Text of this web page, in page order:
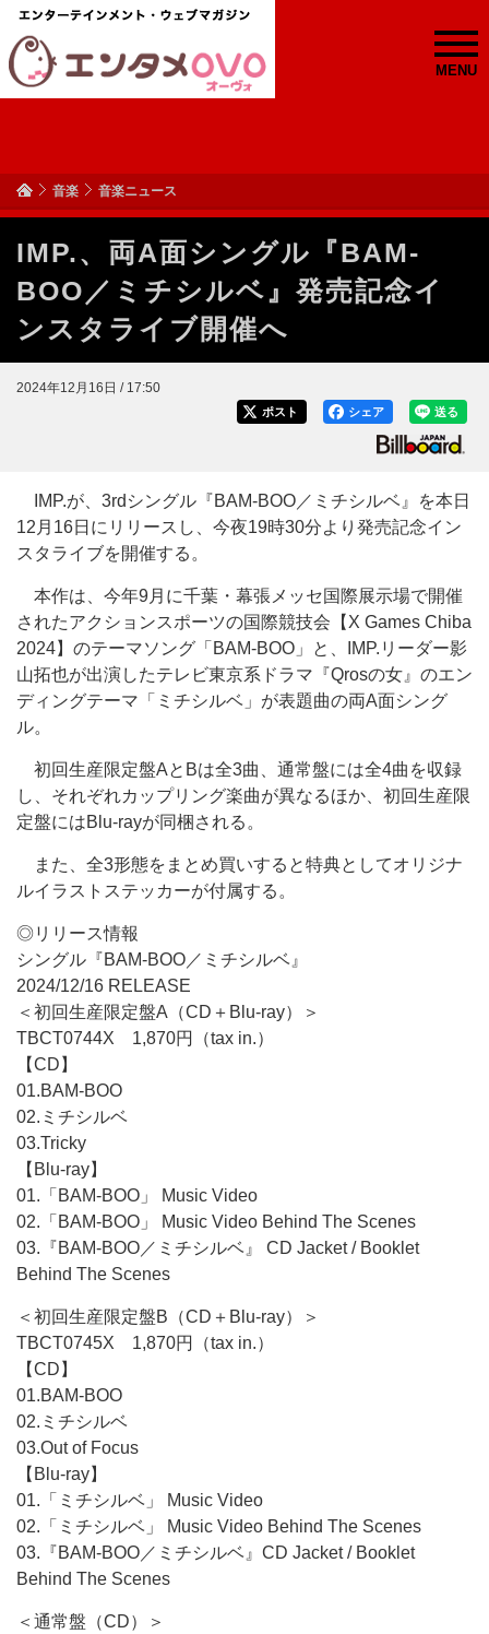
MENU
音楽 音楽ニュース
IMP.、両A面シングル『BAM-
BOO／ミチシルベ』発売記念イ
ンスタライブ開催へ
2024年12月16日 / 17:50
送る
シェア
ポスト
IMP.が、3rdシングル『BAM-BOO／ミチシルベ』を本日
12月16日にリリースし、今夜19時30分より発売記念イン
スタライブを開催する。
本作は、今年9月に千葉・幕張メッセ国際展示場で開催
されたアクションスポーツの国際競技会【X Games Chiba
2024】のテーマソング「BAM-BOO」と、IMP.リーダー影
山拓也が出演したテレビ東京系ドラマ『Qrosの女』のエン
ディングテーマ「ミチシルベ」が表題曲の両A面シング
ル。
初回生産限定盤AとBは全3曲、通常盤には全4曲を収録
し、それぞれカップリング楽曲が異なるほか、初回生産限
定盤にはBlu-rayが同梱される。
また、全3形態をまとめ買いすると特典としてオリジナ
ルイラストステッカーが付属する。
◎リリース情報
シングル『BAM-BOO／ミチシルベ』
2024/12/16 RELEASE
＜初回生産限定盤A（CD＋Blu-ray）＞
TBCT0744X 1,870円（tax in.）
【CD】
01.BAM-BOO
02.ミチシルベ
03.Tricky
【Blu-ray】
01.「BAM-BOO」 Music Video
02.「BAM-BOO」 Music Video Behind The Scenes
03.『BAM-BOO／ミチシルベ』 CD Jacket / Booklet
Behind The Scenes
＜初回生産限定盤B（CD＋Blu-ray）＞
TBCT0745X 1,870円（tax in.）
【CD】
01.BAM-BOO
02.ミチシルベ
03.Out of Focus
【Blu-ray】
01.「ミチシルベ」 Music Video
02.「ミチシルベ」 Music Video Behind The Scenes
03.『BAM-BOO／ミチシルベ』CD Jacket / Booklet
Behind The Scenes
＜通常盤（CD）＞